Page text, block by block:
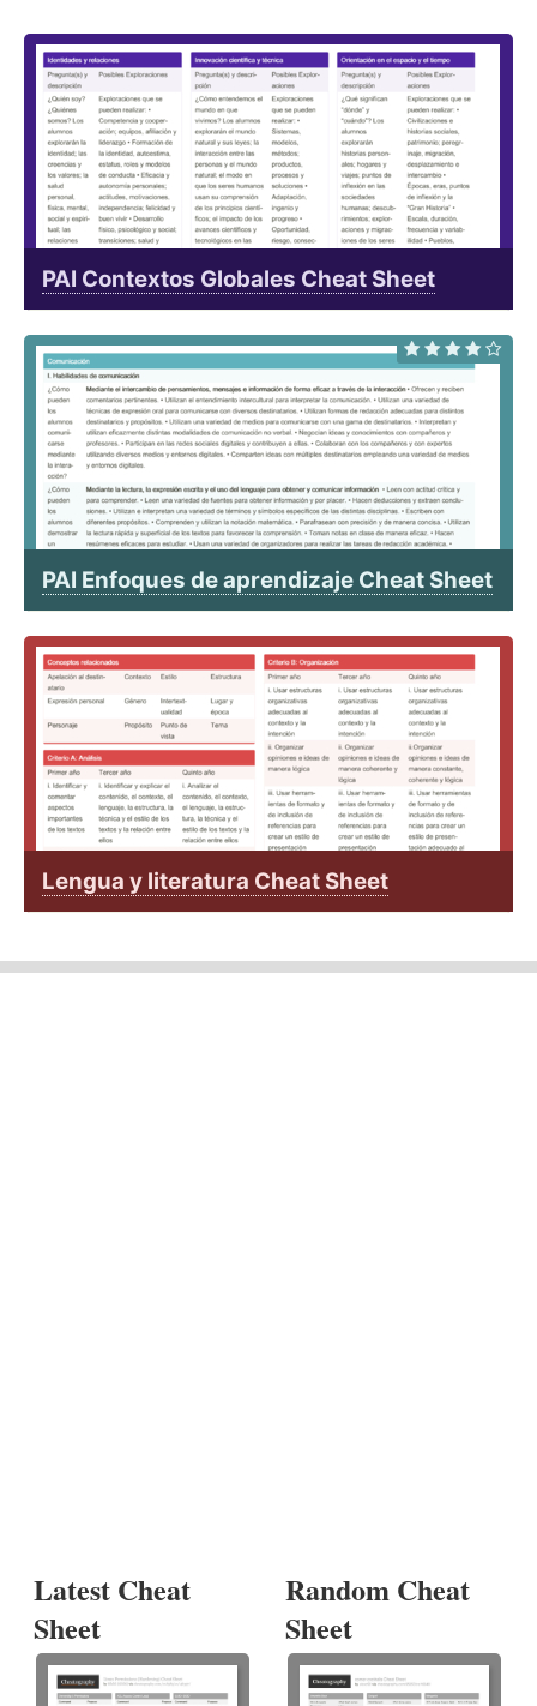
PAI Contextos Globales Cheat Sheet
PAI Enfoques de aprendizaje Cheat Sheet
Lengua y literatura Cheat Sheet
Latest Cheat
Sheet
Random Cheat
Sheet